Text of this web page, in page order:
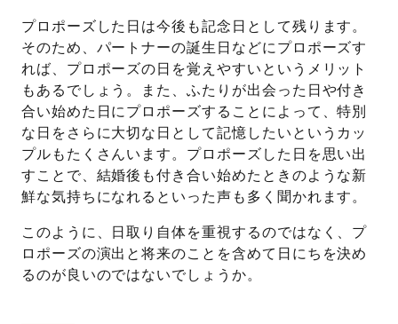
プロポーズした日は今後も記念日として残ります。
そのため、パートナーの誕生日などにプロポーズす
れば、プロポーズの日を覚えやすいというメリット
もあるでしょう。また、ふたりが出会った日や付き
合い始めた日にプロポーズすることによって、特別
な日をさらに大切な日として記憶したいというカッ
プルもたくさんいます。プロポーズした日を思い出
すことで、結婚後も付き合い始めたときのような新
鮮な気持ちになれるといった声も多く聞かれます。
このように、日取り自体を重視するのではなく、プ
ロポーズの演出と将来のことを含めて日にちを決め
るのが良いのではないでしょうか。